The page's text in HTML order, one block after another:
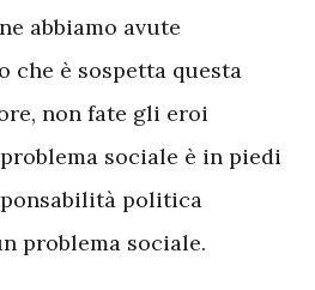
abbiamo avute
che è sospetta questa
non fate gli eroi
sociale è in piedi
politica
problema sociale.